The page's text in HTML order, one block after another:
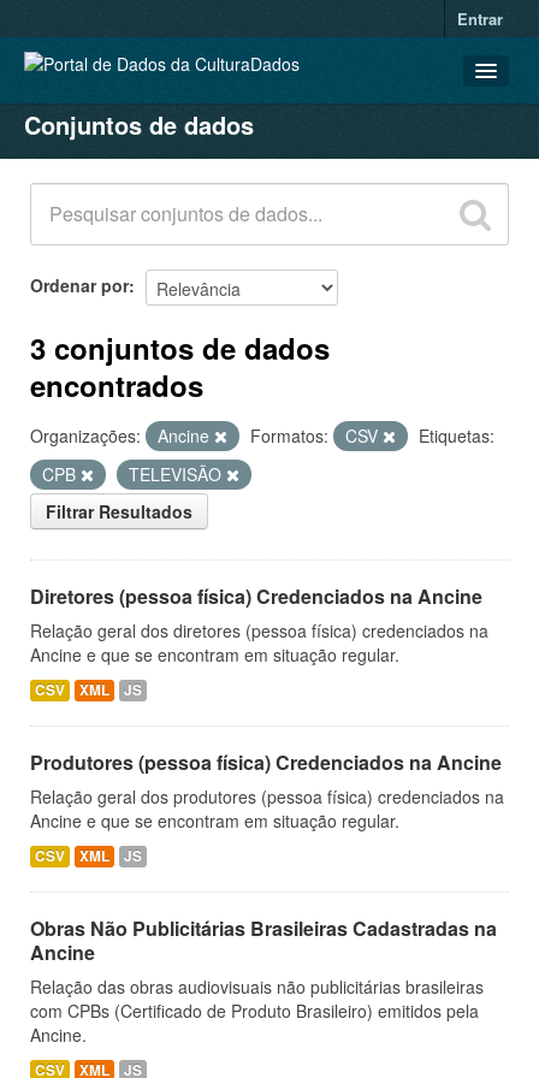
Entrar
CONJUNTOS DE DADOS
ORGANIZAÇÕES
GRUPOS
SOBRE
Conjuntos de dados
Ordenar por
3 conjuntos de dados
encontrados
Organizações: Ancine Formatos: CSV
Etiquetas:
CPB
TELEVISÃO
Filtrar Resultados
Diretores (pessoa física) Credenciados na Ancine
Relação geral dos diretores (pessoa física) credenciados na
Ancine e que se encontram em situação regular.
CSV XML JS
Produtores (pessoa física) Credenciados na Ancine
Relação geral dos produtores (pessoa física) credenciados na
Ancine e que se encontram em situação regular.
CSV XML JS
Obras Não Publicitárias Brasileiras Cadastradas na
Ancine
Relação das obras audiovisuais não publicitárias brasileiras
com CPBs (Certificado de Produto Brasileiro) emitidos pela
Ancine.
CSV XML JS